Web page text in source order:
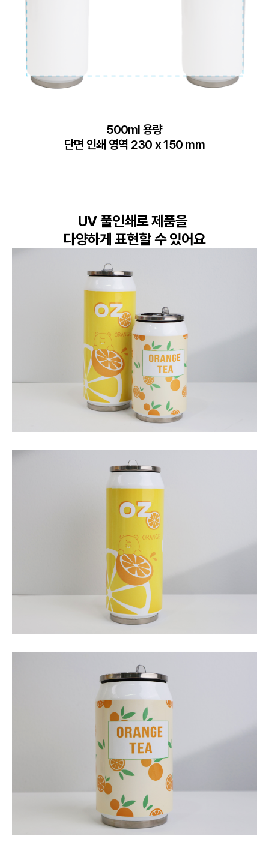
500ml 용량
단면 인쇄 영역 230 x 150 mm
UV 풀인쇄로 제품을
다양하게 표현할 수 있어요